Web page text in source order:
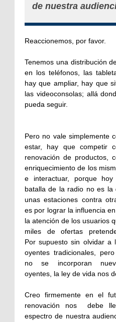
de nuestra
Reaccionemos, por favor.
Tenemos una distribución
en los teléfonos, las
hay que ampliar, hay que
las videoconsolas; allá
pueda seguir.
Pero no vale simplemente
estar, hay que competir
renovación de productos,
enriquecimiento de los
e interactuar, porque
batalla de la radio no es la
unas estaciones contra
es por lograr la influencia
la atención de los usuarios
miles de ofertas
Por supuesto sin olvidar a
oyentes tradicionales,
no se incorporan
oyentes, la ley de vida nos
Creo firmemente en el
renovación nos debe
espectro de nuestra